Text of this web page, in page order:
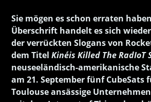
Sie mögen es schon erraten
Überschrift handelt es sich
der verrückten Slogans von
dem TitelKinéis Killed The RadIoT
neuseeländisch-amerikanische
am 21. September fünf CubeSats
Toulouse ansässige